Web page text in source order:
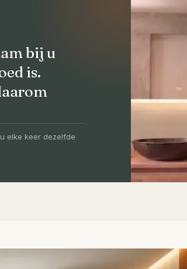
bij u
is.
elke keer dezelfde
dagen